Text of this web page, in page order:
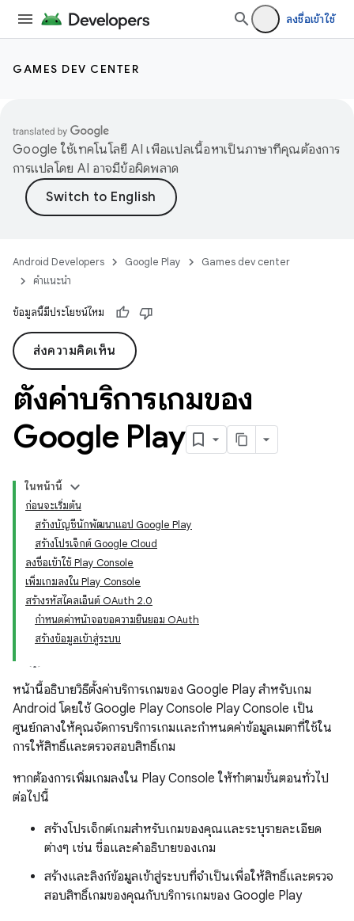
ลงชื่อเข้าใช้
GAMES DEV CENTER
Google ใช้เทคโนโลยี AI เพื่อแปลเนื้อหาเป็นภาษาที่คุณต้องการ
การแปลโดย AI อาจมีข้อผิดพลาด
Android Developers Google Play
Games dev center
คำแนะนำ
ข้อมูลนี้มีประโยชน์ไหม
ส่งความคิดเห็น
ตั้งค่าบริการเกมของ
Google Play
ในหน้านี้
ก่อนจะเริ่มต้น
สร้างบัญชีนักพัฒนาแอป Google Play
สร้างโปรเจ็กต์ Google Cloud
ลงชื่อเข้าใช้ Play Console
เพิ่มเกมลงใน Play Console
สร้างรหัสไคลเอ็นต์ OAuth 2.0
กำหนดค่าหน้าจอขอความยินยอม OAuth
สร้างข้อมูลเข้าสู่ระบบ
หน้านี้อธิบายวิธีตั้งค่าบริการเกมของ Google Play สำหรับเกม
Android โดยใช้ Google Play Console Play Console เป็น
ศูนย์กลางให้คุณจัดการบริการเกมและกำหนดค่าข้อมูลเมตาที่ใช้ใน
การให้สิทธิ์และตรวจสอบสิทธิ์เกม
หากต้องการเพิ่มเกมลงใน Play Console ให้ทำตามขั้นตอนทั่วไป
ต่อไปนี้
สร้างโปรเจ็กต์เกมสำหรับเกมของคุณและระบุรายละเอียด
ต่างๆ เช่น ชื่อและคำอธิบายของเกม
สร้างและลิงก์ข้อมูลเข้าสู่ระบบที่จำเป็นเพื่อให้สิทธิ์และตรวจ
สอบสิทธิ์เกมของคุณกับบริการเกมของ Google Play